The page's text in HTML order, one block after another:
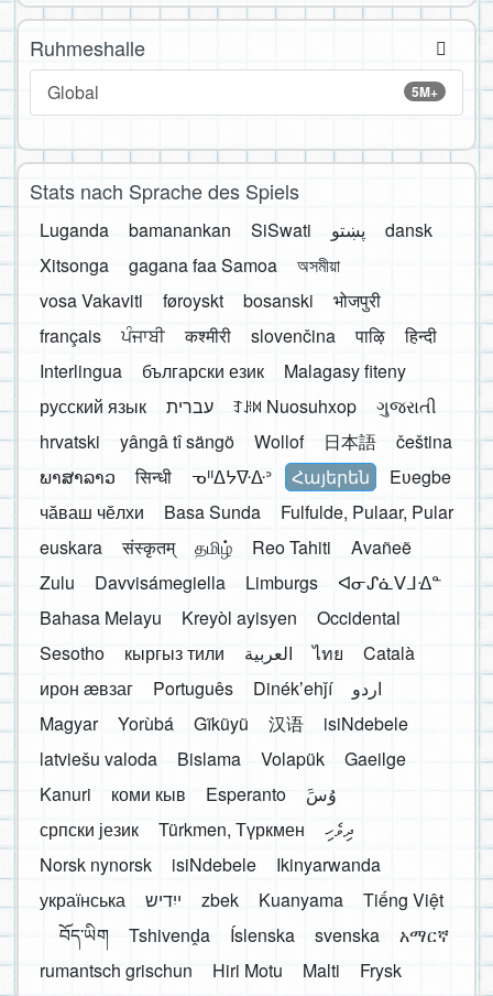
Ruhmeshalle
5M+
Global
Stats nach Sprache des Spiels
Luganda bamanankan SiSwati پښتو
dansk
Xitsonga
gagana faa Samoa
অসমীয়া
vosa Vakaviti
føroyskt bosanski
भोजपुरी
français
ਪੰਜਾਬੀ कश्मीरी slovenčina पाऴि
हिन्दी
Interlingua
български език
Malagasy fiteny
русский язык
עברית ꆈꌠ꒿ Nuosuhxop
ગુજરાતી
hrvatski
yângâ tî sängö Wollof 日本語
čeština
ພາສາລາວ
सिन्धी ᓀᐦᐃᔭᐍᐏᐣ Հայերեն
Eʋegbe
чӑваш чӗлхи
Basa Sunda
Fulfulde, Pulaar, Pular
euskara
संस्कृतम् தமிழ் Reo Tahiti
Avañeẽ
Zulu
Davvisámegiella Limburgs
ᐊᓂᔑᓈᐯᒧᐎᓐ
Bahasa Melayu
Kreyòl ayisyen
Occidental
Sesotho
кыргыз тили العربية ไทย
Català
ирон æвзаг
Português Dinékʼehǰí
اردو
Magyar
Yorùbá Gĩkũyũ 汉语
isiNdebele
latviešu valoda
Bislama Volapük
Gaeilge
Kanuri
коми кыв Esperanto
َوُسَ
српски језик
Türkmen, Түркмен
ދިވެހި
Norsk nynorsk
isiNdebele
Ikinyarwanda
українська
ייִדיש zbek Kuanyama
Tiếng Việt
བོད་ཡིག
Tshivenḓa Íslenska svenska
አማርኛ
rumantsch grischun
Hiri Motu Malti
Frysk